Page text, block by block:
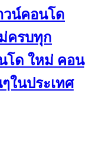
วน์คอนโด
ครบทุก
โด ใหม่ คอน
ในประเทศ